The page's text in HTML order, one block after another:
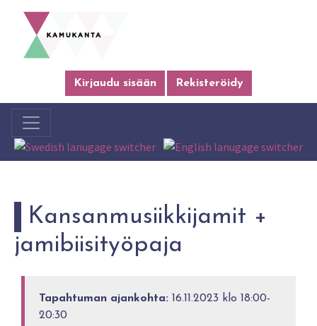
Kirjaudu sisään Rekisteröidy
Kansanmusiikkijamit +
jamibiisityöpaja
Tapahtuman ajankohta: 16.11.2023 klo 18:00-
20:30